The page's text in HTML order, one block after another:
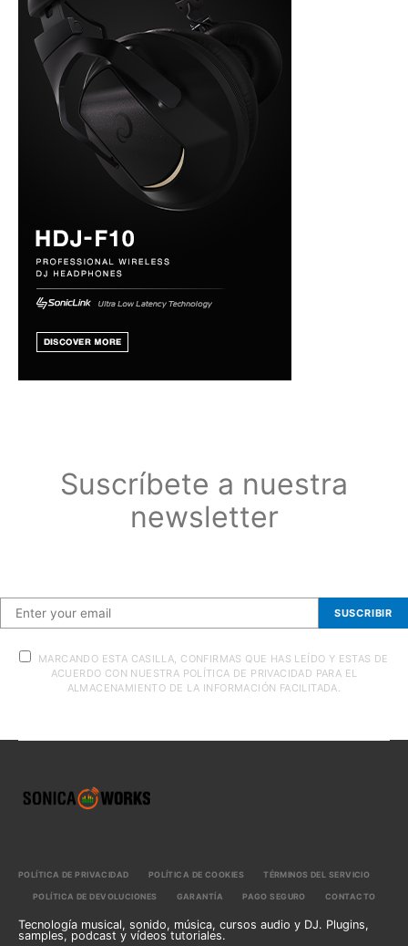
Suscríbete a nuestra
newsletter
SUSCRIBIR
MARCANDO ESTA CASILLA, CONFIRMAS QUE HAS LEÍDO Y ESTAS DE
ACUERDO CON NUESTRA POLÍTICA DE PRIVACIDAD PARA EL
ALMACENAMIENTO DE LA INFORMACIÓN FACILITADA.
POLÍTICA DE PRIVACIDAD POLÍTICA DE COOKIES TÉRMINOS DEL SERVICIO
POLÍTICA DE DEVOLUCIONES GARANTÍA PAGO SEGURO CONTACTO
Tecnología musical, sonido, música, cursos audio y DJ. Plugins,
samples, podcast y vídeos tutoriales.